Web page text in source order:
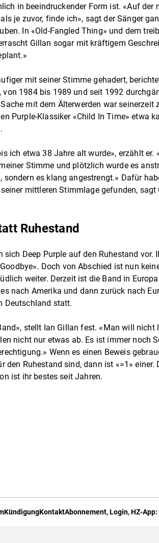
in beeindruckender Form ist. «Auf der
je zuvor, finde ich», sagt der Sänger
In «Old-Fangled Thing» und dem
Gillan sogar mit kräftigem
mit seiner Stimme gehadert,
von 1984 bis 1989 und seit 1992
mit dem Älterwerden war seinerzeit
Purple-Klassiker «Child In Time» etwa
ich etwa 38 Jahre alt wurde», erzählt er.
Stimme und plötzlich wurde es
es klang angestrengt.» Dafür
mittleren Stimmlage gefunden, sagt
Ruhestand
sich Deep Purple auf den Ruhestand vor.
Doch von Abschied ist nun
weiter. Derzeit ist die Band in
nach Amerika und dann zurück nach
Deutschland statt.
stellt Ian Gillan fest. «Man will nicht
nicht nur etwas ab. Es ist immer noch
Wenn es einen Beweis
den Ruhestand sind, dann ist «=1» einer.
ist ihr bestes seit Jahren.
KündigungKontaktAbonnement, Login, HZ-